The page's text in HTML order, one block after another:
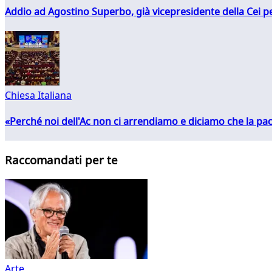
Addio ad Agostino Superbo, già vicepresidente della Cei
Chiesa Italiana
«Perché noi dell'Ac non ci arrendiamo e diciamo che la
Raccomandati per te